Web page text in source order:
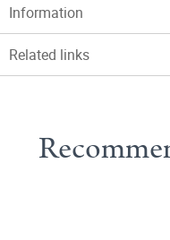
Information
Related links